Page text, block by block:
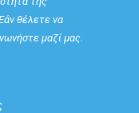
θέλετε να
μαζί μας.